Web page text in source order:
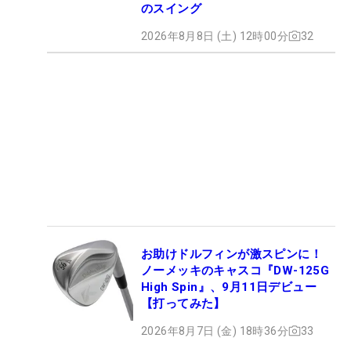
のスイング
2026年8月8日 (土) 12時00分 32
お助けドルフィンが激スピンに！
ノーメッキのキャスコ『DW-125G
High Spin』、9月11日デビュー
【打ってみた】
2026年8月7日 (金) 18時36分 33